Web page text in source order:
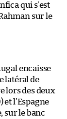
qui s’est
sur le
encaisse
latéral de
lors des deux
l’Espagne
sur le banc